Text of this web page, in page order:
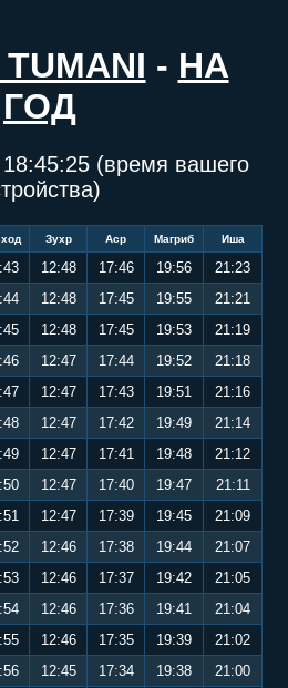
- НА
ГОД
18:45:26(время вашего
Зухр Аср Магриб Иша
12:48 17:46 19:56
21:23
12:48 17:45 19:55
21:21
12:48 17:45 19:53
21:19
12:47 17:44 19:52
21:18
12:47 17:43 19:51
21:16
12:47 17:42 19:49
21:14
12:47 17:41 19:48
21:12
12:47 17:40 19:47
21:11
12:47 17:39 19:45
21:09
12:46 17:38 19:44
21:07
12:46 17:37 19:42
21:05
12:46 17:36 19:41
21:04
12:46 17:35 19:39
21:02
12:45 17:34 19:38
21:00